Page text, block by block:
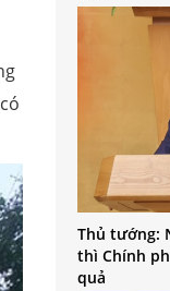
Thủ tướng:
thì Chính
quả